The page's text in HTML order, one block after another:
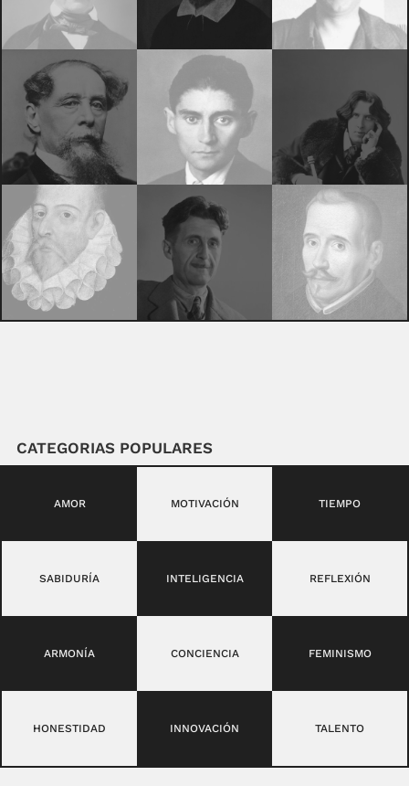
CATEGORIAS POPULARES
AMOR MOTIVACIÓN TIEMPO
SABIDURÍA INTELIGENCIA REFLEXIÓN
ARMONÍA CONCIENCIA FEMINISMO
HONESTIDAD INNOVACIÓN TALENTO